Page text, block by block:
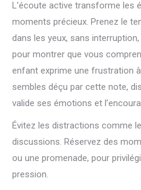
L’écoute active transforme les
moments précieux. Prenez le
dans les yeux, sans
pour montrer que vous
enfant exprime une frustration à
sembles déçu par cette note,
valide ses émotions et
Évitez les distractions comme
discussions. Réservez des
ou une promenade, pour
pression.